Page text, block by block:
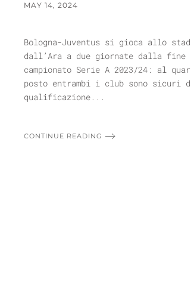
MAY 14, 2024
Bologna-Juventus si gioca allo
dall’Ara a due giornate dalla fine
campionato Serie A 2023/24: al
posto entrambi i club sono sicuri
qualificazione...
CONTINUE READING